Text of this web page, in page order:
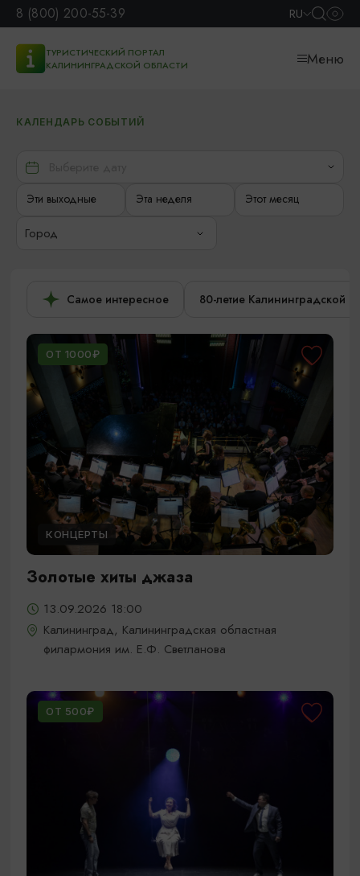
8 (800) 200-55-39 RU
ТУРИСТИЧЕСКИЙ ПОРТАЛ
КАЛИНИНГРАДСКОЙ ОБЛАСТИ
Меню
КАЛЕНДАРЬ СОБЫТИЙ
Эти выходные Эта неделя Этот месяц
Город
Самое интересное 80-летие Калининградской
ОТ 1000₽
КОНЦЕРТЫ
Золотые хиты джаза
13.09.2026 18:00
Калининград, Калининградская областная
филармония им. Е.Ф. Светланова
ОТ 500₽